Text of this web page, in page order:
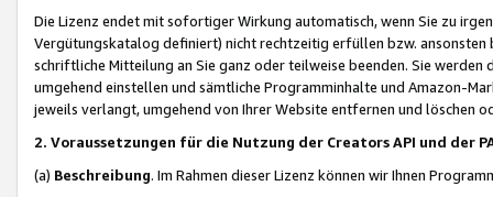
Die Lizenz endet mit sofortiger Wirkung automatisch, wenn Sie zu
Vergütungskatalog definiert) nicht rechtzeitig erfüllen bzw. ansonsten
schriftliche Mitteilung an Sie ganz oder teilweise beenden. Sie werden
umgehend einstellen und sämtliche Programminhalte und Amazon-
jeweils verlangt, umgehend von Ihrer Website entfernen und löschen
2. Voraussetzungen für die Nutzung der Creators API und der
(a) Beschreibung. Im Rahmen dieser Lizenz können wir Ihnen